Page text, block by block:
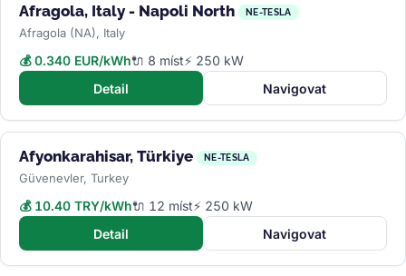
Afragola, Italy - Napoli North NE-TESLA
Afragola (NA), Italy
💰 0.340 EUR/kWh🔌 8 míst⚡ 250 kW
Detail
Navigovat
Afyonkarahisar, Türkiye NE-TESLA
Güvenevler, Turkey
💰 10.40 TRY/kWh🔌 12 míst⚡ 250 kW
Detail
Navigovat